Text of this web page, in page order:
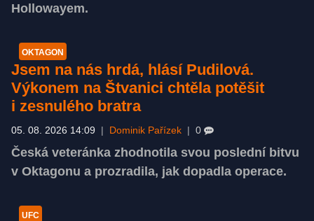
Hollowayem.
OKTAGON
Jsem na nás hrdá, hlásí Pudilová.
Výkonem na Štvanici chtěla potěšit
i zesnulého bratra
05. 08. 2026 14:09 Dominik Pařízek 0
Česká veteránka zhodnotila svou poslední bitvu
v Oktagonu a prozradila, jak dopadla operace.
UFC